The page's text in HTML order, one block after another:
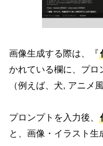
画像生成する際は、『
かれている欄に、プロ
（例えば、犬, アニメ
プロンプトを入力後、
と、画像・イラスト生